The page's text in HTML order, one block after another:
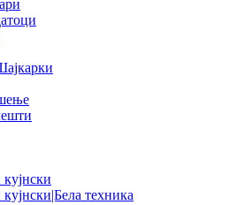
кујнски
кујнски|Бела техника